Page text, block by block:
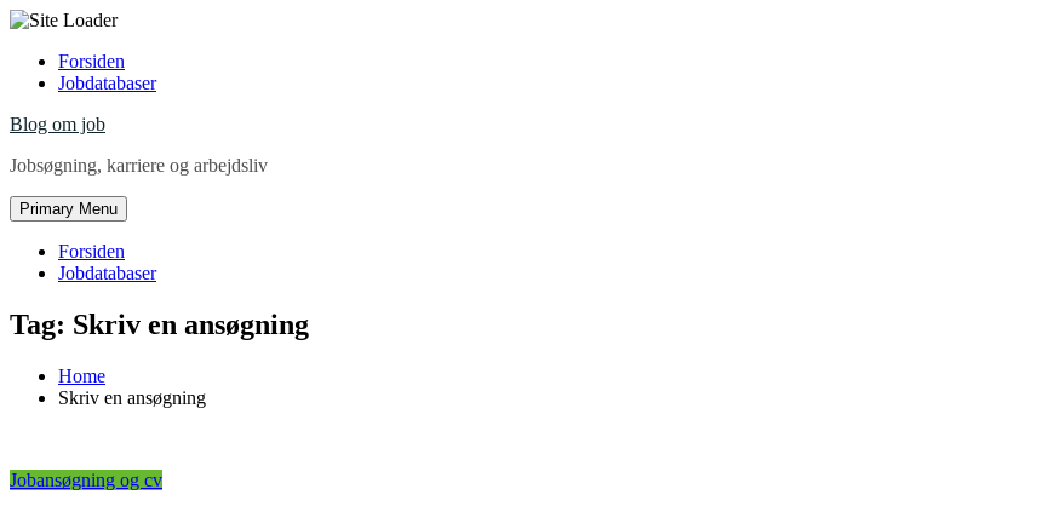
Skip
Forsiden
Jobdatabaser
Blog om job
Jobsøgning, karriere og arbejdsliv
Primary Menu
Forsiden
Jobdatabaser
Tag: Skriv en ansøgning
Home
Skriv en ansøgning
Jobansøgning og cv